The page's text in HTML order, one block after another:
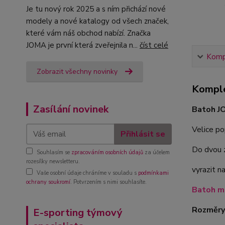
Je tu nový rok 2025 a s ním přichází nové
modely a nové katalogy od všech značek,
které vám náš obchod nabízí. Značka
JOMA je první která zveřejnila n... číst celé
Zobrazit všechny novinky
Zasílání novinek
Přihlásit se
Souhlasím se zpracováním osobních údajů za účelem
rozesílky newsletteru.
Vaše osobní údaje chráníme v souladu s podmínkami
ochrany soukromí. Potvrzením s nimi souhlasíte.
E-sporting týmový
Batoh
Velice
Do dvou
vyrazit
Batoh